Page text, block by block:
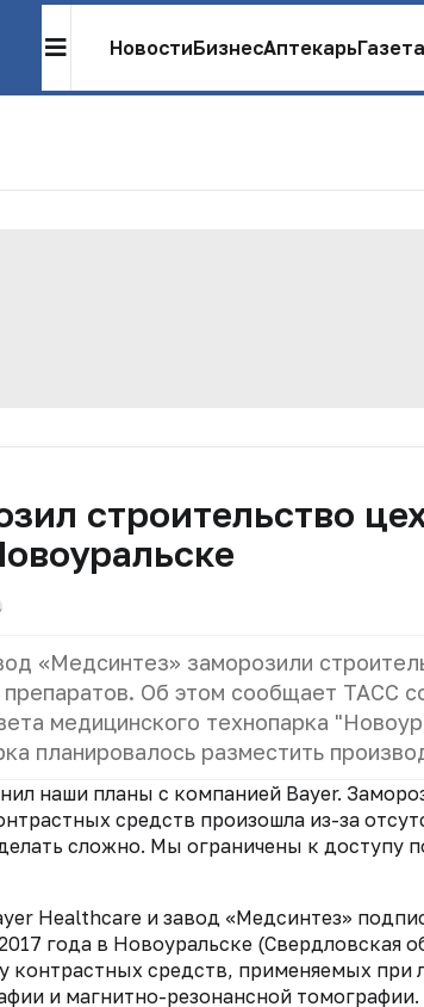
НовостиБизнесАптекарьГазета
строительство
«Медсинтез» заморозили
Об этом сообщает ТАСС
медицинского технопарка
планировалось разместить
наши планы с компанией Bayer.
средств произошла из-за
сложно. Мы ограничены к доступу
Healthcare и завод «Медсинтез»
года в Новоуральске (Свердловская
контрастных средств, применяемых при
и магнитно-резонансной